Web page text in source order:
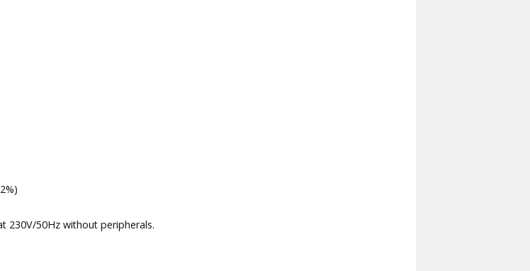
230V/50Hz without peripherals.